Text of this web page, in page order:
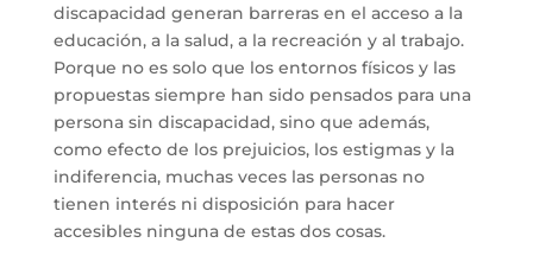
discapacidad generan barreras en el acceso a la
educación, a la salud, a la recreación y al trabajo.
Porque no es solo que los entornos físicos y las
propuestas siempre han sido pensados para una
persona sin discapacidad, sino que además,
como efecto de los prejuicios, los estigmas y la
indiferencia, muchas veces las personas no
tienen interés ni disposición para hacer
accesibles ninguna de estas dos cosas.